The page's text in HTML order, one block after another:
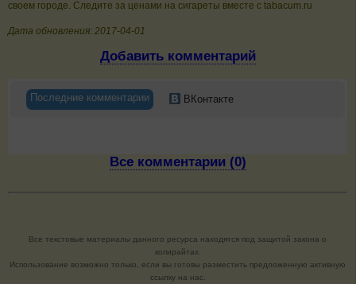
своем городе. Следите за ценами на сигареты вместе с tabacum.ru
Дата обновления: 2017-04-01
Добавить комментарий
Последние комментарии ВКонтакте
Все комментарии (0)
Все текстовые материалы данного ресурса находятся под защитой закона о
копирайтах.
Использование возможно только, если вы готовы разместить предложенную активную
ссылку на нас.